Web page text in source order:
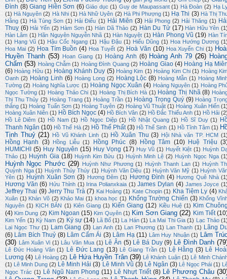
Đình (8) Giang Hiền Sơn (6) Giáo dục (1) Guy de Maupassant (1) Hà Đoàn (2) Hạ
(1) Hà Nguyên (2) Hà Nhi (1) Hà Nhữ Uyên (2) Hà Phi Phượng (1) Hạ Thi (3) Hà Thị
Hằng (1) Hà Tùng Sơn (1) Hải Điểu (1) Hải Miên (3) Hải Phong (2) Hải Thăng (1)
Thuỵ (6) Hải Yến (2) Hàm Sơn (1) Hàn Dã Thảo (2) Hàn Du Tử (17) Hàn Hữu Yên
Hàn Lâm (1) Hãn Nguyên Nguyễn Nhã (1) Hàn Nguyệt (1) Hàn Phong Vũ (19) Hàn
(1) Hạng Vũ (1) Hậu Cốc Ngang (1) Hậu Đậu (1) Hiếu Dũng (1) Hoa Hướng Dương
Hoa Mai (2) Hoa Tím Buồn (4) Hoa Tuyết (2) Hoà Văn (10) Hoa Xuyến Chi (1)
Huyền Thanh (53) Hoan Giang (1) Hoàng Anh (6) Hoàng Anh 79 (26)
Chẩm (53) Hoàng Chẫm (1) Hoàng Đình Quang (2) Hoàng Giao (4) Hoàng Hạ
(6) Hoàng Hữu (1) Hoàng Khánh Duy (5) Hoàng Kim (1) Hoàng Kim Chi (1) Hoàng
Oanh (2) Hoàng Linh (6) Hoàng Long (2) Hoàng Lộc (8) Hoàng Mẫn (1) Hoàng
Tường (2) Hoàng Nghĩa Lược (1) Hoàng Ngọc Xuân (4) Hoàng Nguyên (1) Hoàng
Ngọc Tường (1) Hoàng Thảo Chi (1) Hoàng Thị Bích Hà (1) Hoàng Thị Nhã (8)
Thị Thu Thủy (2) Hoàng Trang (1) Hoàng Trần (1) Hoàng Trọng Quý (9) Hoàng
thắng (1) Hoàng Tuấn Sơn (1) Hoàng Tuyên (2) Hoàng Vũ Thuật (1) Hoàng Xuân Hiến
Hoàng Xuân Niên (1) Hồ Bích Ngọc (4) Hồ Bích Vân (2) Hồ Đắc Thiếu Anh (1) Hồ Hải
Hồ Lê Diêm (1) Hồ Nam (1) Hồ Ngọc Diệp (1) Hồ Nhật Quang (1) Hồ Sĩ Duy (1)
Thanh Ngân (10) Hồ Thế Hà (2) Hồ Thế Phất (3) Hồ Thế Sinh (1) Hồ Tĩnh Tâm (1)
Tịnh Thuỷ (21) Hồ Vũ Khánh Linh (1) Hồ Xuân Thu (3) Hội Nhà văn TP. HCM
Hồng Hạnh (3) Hồng Liễu (1) Hồng Phúc (8) Hồng Tâm (10) Huệ Triệu
HUMICHI (5) Huy Nguyên (15) Huy Vọng (17) Huy Vũ (1) Huyết Kiệt (1) Huỳnh
Thảo (1) Huỳnh Gia (18) Huỳnh Kim Bửu (1) Huỳnh Minh Lệ (2) Huỳnh Ngọc Nga
Huỳnh Ngọc Phước (29) Huỳnh Như Phương (1) Huỳnh Thanh Lan (1)
Huỳnh
Quỳnh Nga (1) Huỳnh Thúy Thúy (1) Huỳnh Văn Diệu (1) Huỳnh Văn Mỹ (1) Huỳnh
Yên (1) Huỳnh Xuân Sơn (3) Hương Đêm (1) Hương Đình (4) Hương Quê Nhà
Hương Văn (6) Hửu Thỉnh (1) Irina Polianxkaia (1) James Dylan (4) James Joyce
Jeffrey Thai (9) Jerry Thu Trà (7) Kai Hoàng (1) Kate Chopin (1) Kha Tiệm Ly (4)
Xuân (1) Khán Võ (2) Khảo Mai (1) khoa học (1) Khổng Trường Chiến (3) Khổng
Nguyên (1) KỊCH BẢN (1) Kiên Giang (1) Kiến Giang (12) Kiều Huệ (1) Kim
(4) Kim Dung (2) Kim Ngoan (15) Kim Quyên (1) Kim Sơn Giang (22) Kim Tiết
Kim Yến (1) Kỳ Nam (2) Ký sự (14) Lã Bố (1) La Hán (1) La Mai Thi Gia (1) Lạc Thảo
Lại Ngọc Thư (1) Lam Giang (3) Lan Anh (1) Lan Phương (1) Lan Thanh (1) Lãng
(6) Lâm Bích Thuỷ (8) Lâm Cẩm Ái (3) Lâm Hạ (11) Lâm Huy Nhuận (1) Lâm
(30) Lâm Xuân Vi (1) Lâu Văn Mua (1) Lê Ân (5) Lê Bá Duy (9) Lê Đình Danh
Lê Đức Hoàng Vân (1) Lê Đức Lang (13) Lê Giang Trần (1) Lệ Hằng (3) Lê
Lương (4) Lê Hoàng (2) Lê Hứa Huyền Trân (39) Lê Khánh Luận (1) Lê Minh
(1) Lê Minh Dung (2) Lê Minh Hải (3) Lê Minh Vũ (3) Lê Ngân (3) Lê Ngọc Phái (1)
Ngọc Trác (1) Lê Ngũ Nam Phong (11) Lê Nhựt Triết (8) Lê Phương Châu